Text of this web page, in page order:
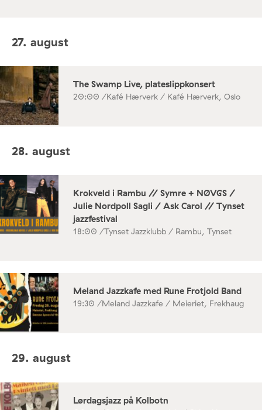
27. august
The Swamp Live, plateslippkonsert
20:00 /Kafé Hærverk / Kafé Hærverk, Oslo
28. august
Krokveld i Rambu // Symre + NØVGS /
Julie Nordpoll Sagli / Ask Carol // Tynset
jazzfestival
18:00 /Tynset Jazzklubb / Rambu, Tynset
Meland Jazzkafe med Rune Frotjold Band
19:30 /Meland Jazzkafe / Meieriet, Frekhaug
29. august
Lørdagsjazz på Kolbotn